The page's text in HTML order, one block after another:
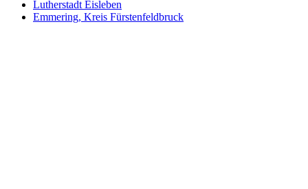
Lutherstadt Eisleben
Emmering, Kreis Fürstenfeldbruck